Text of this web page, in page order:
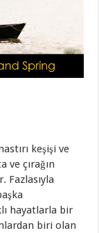
keşişi ve
ve çırağın
Fazlasıyla
hayatlarla bir
biri olan